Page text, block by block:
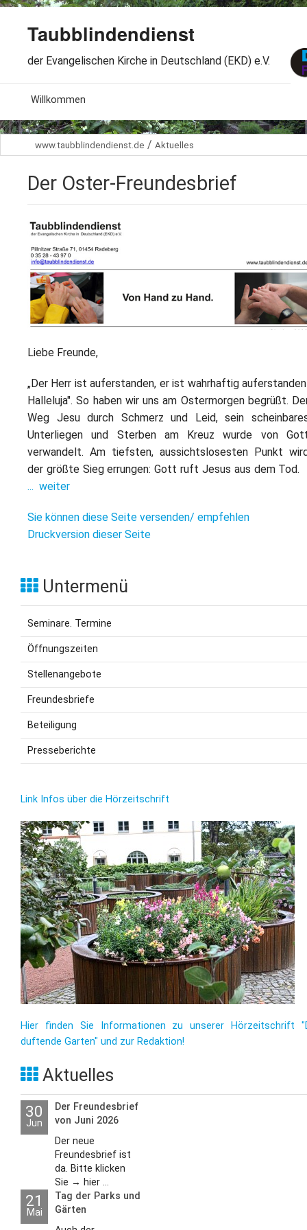
Taubblindendienst
der Evangelischen Kirche in Deutschland (EKD) e.V.
Willkommen
Aktuelles
Arbeitsbereiche
Spenden
Dabeisein
Kontakt
www.taubblindendienst.de / Aktuelles
Der Oster-Freundesbrief
Liebe Freunde,
„Der Herr ist auferstanden, er ist wahrhaftig
Halleluja". So haben wir uns am Ostermorgen begrüßt.
Weg Jesu durch Schmerz und Leid, sein
Unterliegen und Sterben am Kreuz wurde von
verwandelt. Am tiefsten, aussichtslosesten Punkt
der größte Sieg errungen: Gott ruft Jesus aus dem Tod.
... weiter
Sie können diese Seite versenden/ empfehlen
Druckversion dieser Seite
Untermenü
Seminare. Termine
Öffnungszeiten
Stellenangebote
Freundesbriefe
Beteiligung
Presseberichte
Link Infos über die Hörzeitschrift
Hier finden Sie Informationen zu unserer Hörzeitschrift
duftende Garten" und zur Redaktion!
Aktuelles
30
Jun
Der Freundesbrief
von Juni 2026
Der neue
Freundesbrief ist
da. Bitte klicken
Sie → hier ...
21
Mai
Tag der Parks und
Gärten